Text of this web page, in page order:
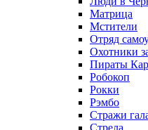
Матрица
Мстители
Отряд
Охотники
Пираты
Робокоп
Рокки
Рэмбо
Стражи
Стрела